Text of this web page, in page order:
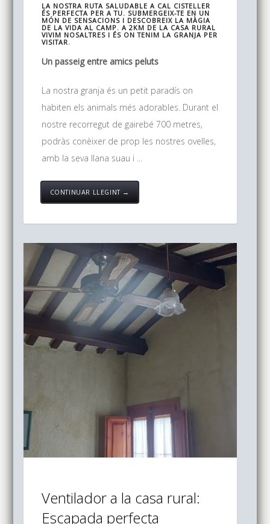
LA NOSTRA RUTA SALUDABLE A CAL CISTELLER
ÉS PERFECTA PER A TU. SUBMERGEIX-TE EN UN
MÓN DE SENSACIONS I DESCOBREIX LA MÀGIA
DE LA VIDA AL CAMP. A 2KM DE LA CASA RURAL
VIVIM NOSALTRES I ÉS ON TENIM LA GRANJA PER
VISITAR.
Un passeig entre amics peluts
La nostra granja és un petit paradís on
habiten els animals més adorables. Durant el
nostre recorregut de gairebé 700 metres,
podràs conèixer de prop les nostres ovelles,
amb la seva llana suau i ...
CONTINUAR LLEGINT →
Ventilador a la casa rural:
Escapada perfecta